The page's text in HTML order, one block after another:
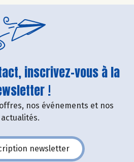
inscrivez-vous à la
!
nos événements et nos
actualités.
newsletter